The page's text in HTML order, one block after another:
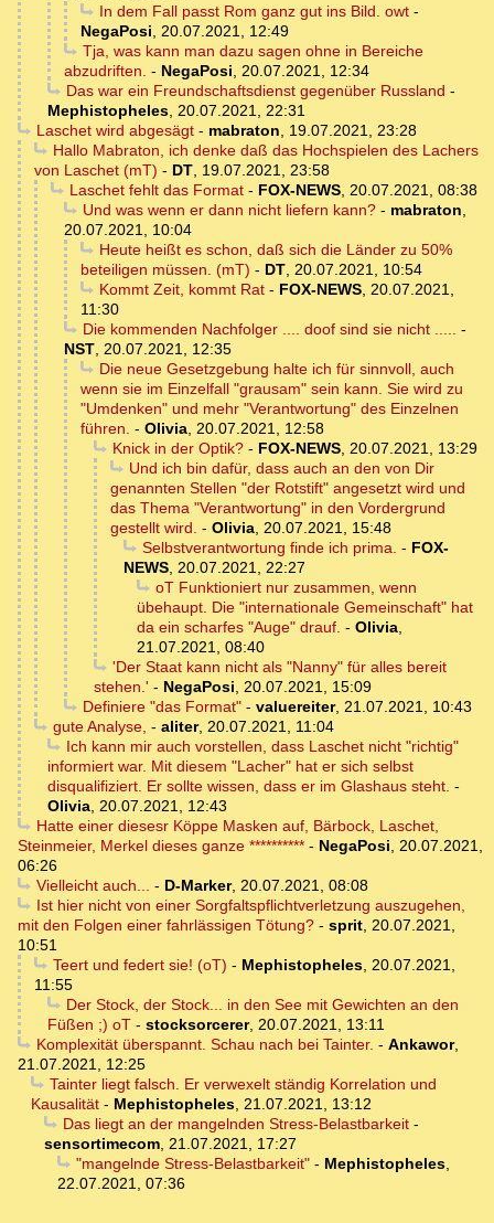
In dem Fall passt Rom ganz gut ins Bild. owt-
NegaPosi, 20.07.2021, 12:49
Tja, was kann man dazu sagen ohne in Bereiche
abzudriften. - NegaPosi, 20.07.2021, 12:34
Das war ein Freundschaftsdienst gegenüber Russland -
Mephistopheles, 20.07.2021, 22:31
Laschet wird abgesägt- mabraton, 19.07.2021, 23:28
Hallo Mabraton, ich denke daß das Hochspielen des Lachers
von Laschet (mT) - DT, 19.07.2021, 23:58
Laschet fehlt das Format- FOX-NEWS, 20.07.2021, 08:38
Und was wenn er dann nicht liefern kann?- mabraton,
20.07.2021, 10:04
Heute heißt es schon, daß sich die Länder zu 50%
beteiligen müssen. (mT) - DT, 20.07.2021, 10:54
Kommt Zeit, kommt Rat- FOX-NEWS, 20.07.2021,
11:30
Die kommenden Nachfolger .... doof sind sie nicht ..... -
NST, 20.07.2021, 12:35
Die neue Gesetzgebung halte ich für sinnvoll, auch
wenn sie im Einzelfall "grausam" sein kann. Sie wird zu
"Umdenken" und mehr "Verantwortung" des Einzelnen
führen. - Olivia, 20.07.2021, 12:58
Knick in der Optik?- FOX-NEWS, 20.07.2021, 13:29
Und ich bin dafür, dass auch an den von Dir
genannten Stellen "der Rotstift" angesetzt wird und
das Thema "Verantwortung" in den Vordergrund
gestellt wird. - Olivia, 20.07.2021, 15:48
Selbstverantwortung finde ich prima. - FOX-
NEWS, 20.07.2021, 22:27
oT Funktioniert nur zusammen, wenn
übehaupt. Die "internationale Gemeinschaft" hat
da ein scharfes "Auge" drauf. - Olivia,
21.07.2021, 08:40
'Der Staat kann nicht als "Nanny" für alles bereit
stehen.' - NegaPosi, 20.07.2021, 15:09
Definiere "das Format"- valuereiter, 21.07.2021, 10:43
gute Analyse, - aliter, 20.07.2021, 11:04
Ich kann mir auch vorstellen, dass Laschet nicht "richtig"
informiert war. Mit diesem "Lacher" hat er sich selbst
disqualifiziert. Er sollte wissen, dass er im Glashaus steht. -
Olivia, 20.07.2021, 12:43
Hatte einer diesesr Köppe Masken auf, Bärbock, Laschet,
Steinmeier, Merkel dieses ganze ********** - NegaPosi, 20.07.2021,
06:26
Vielleicht auch... - D-Marker, 20.07.2021, 08:08
Ist hier nicht von einer Sorgfaltspflichtverletzung auszugehen,
mit den Folgen einer fahrlässigen Tötung? - sprit, 20.07.2021,
10:51
Teert und federt sie! (oT) - Mephistopheles, 20.07.2021,
11:55
Der Stock, der Stock... in den See mit Gewichten an den
Füßen ;) oT - stocksorcerer, 20.07.2021, 13:11
Komplexität überspannt. Schau nach bei Tainter. - Ankawor,
21.07.2021, 12:25
Tainter liegt falsch. Er verwexelt ständig Korrelation und
Kausalität - Mephistopheles, 21.07.2021, 13:12
Das liegt an der mangelnden Stress-Belastbarkeit-
sensortimecom, 21.07.2021, 17:27
"mangelnde Stress-Belastbarkeit"- Mephistopheles,
22.07.2021, 07:36